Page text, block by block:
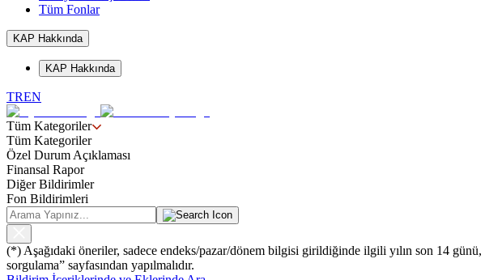
Tüm Fonlar
KAP Hakkında
KAP Hakkında
TREN
Tüm Kategoriler
Tüm Kategoriler
Özel Durum Açıklaması
Finansal Rapor
Diğer Bildirimler
Fon Bildirimleri
(*) Aşağıdaki öneriler, sadece endeks/pazar/dönem bilgisi girildiğinde ilgili yılın son 14
sorgulama” sayfasından yapılmalıdır.